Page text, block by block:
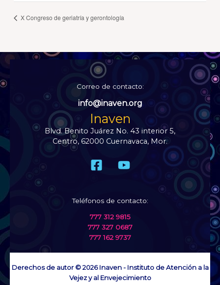
X Congreso de geriatría y gerontología
Correo de contacto:
info@inaven.org
Inaven
Blvd. Benito Juárez No. 43 interior 5,
Centro, 62000 Cuernavaca, Mor.
Teléfonos de contacto:
777 312 9815
777 327 0687
777 162 9737
Derechos de autor © 2026 Inaven - Instituto de Atención a la
Vejez y al Envejecimiento